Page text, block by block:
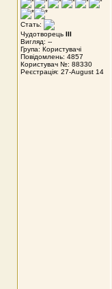
Стать:
Чудотворець III
Вигляд: --
Група: Користувачі
Повідомлень: 4857
Користувач №: 88330
Реєстрація: 27-August 14